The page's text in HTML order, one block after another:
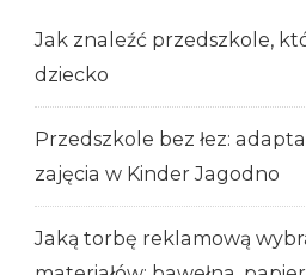
Jak znaleźć przedszkole,
dziecko
Przedszkole bez łez:
zajęcia w Kinder Jagodno
Jaką torbę reklamową